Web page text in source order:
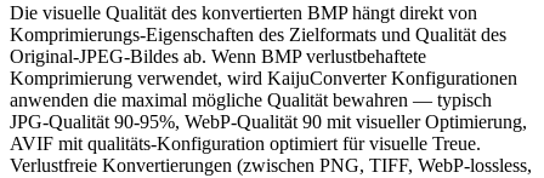
Die visuelle Qualität des konvertierten BMP hängt direkt von
Komprimierungs-Eigenschaften des Zielformats und Qualität des
Original-JPEG-Bildes ab. Wenn BMP verlustbehaftete
Komprimierung verwendet, wird KaijuConverter Konfigurationen
anwenden die maximal mögliche Qualität bewahren — typisch
JPG-Qualität 90-95%, WebP-Qualität 90 mit visueller Optimierung,
AVIF mit qualitäts-Konfiguration optimiert für visuelle Treue.
Verlustfreie Konvertierungen (zwischen PNG, TIFF, WebP-lossless,